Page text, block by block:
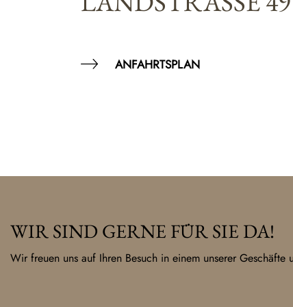
ANFAHRTSPLAN
WIR SIND GERNE FÜR SIE DA!
Wir freuen uns auf Ihren Besuch in einem unserer